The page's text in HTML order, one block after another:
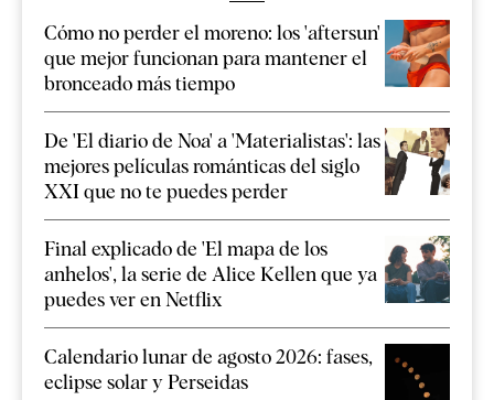
Cómo no perder el moreno: los 'aftersun'
que mejor funcionan para mantener el
bronceado más tiempo
De 'El diario de Noa' a 'Materialistas': las
mejores películas románticas del siglo
XXI que no te puedes perder
Final explicado de 'El mapa de los
anhelos', la serie de Alice Kellen que ya
puedes ver en Netflix
Calendario lunar de agosto 2026: fases,
eclipse solar y Perseidas